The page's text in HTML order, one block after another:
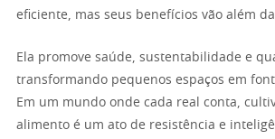
eficiente, mas seus benefícios vão além
Ela promove saúde, sustentabilidade e
transformando pequenos espaços em
Em um mundo onde cada real conta,
alimento é um ato de resistência e